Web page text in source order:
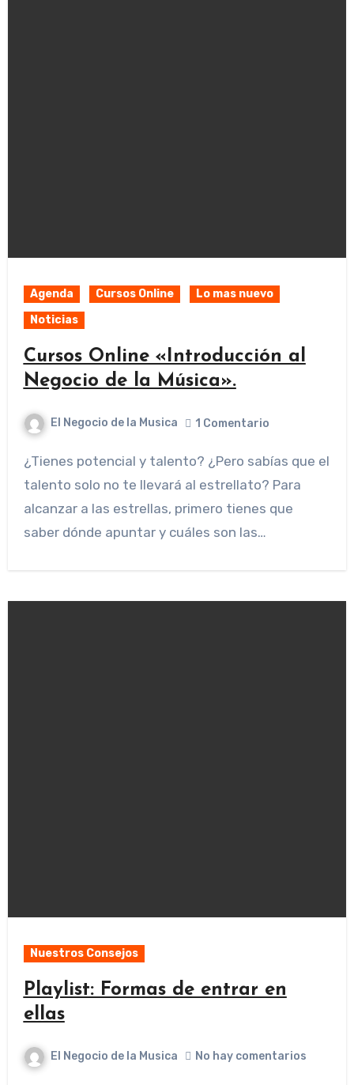
Agenda Cursos Online
Lo mas nuevo
Noticias
Cursos Online «Introducción al
Negocio de la Música».
El Negocio de la Musica 1 Comentario
¿Tienes potencial y talento? ¿Pero sabías que el
talento solo no te llevará al estrellato? Para
alcanzar a las estrellas, primero tienes que
saber dónde apuntar y cuáles son las…
Nuestros Consejos
Playlist: Formas de entrar en
ellas
El Negocio de la Musica No hay comentarios